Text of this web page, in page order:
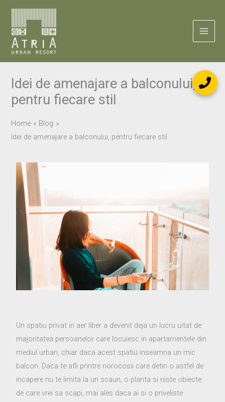
content
Idei de amenajare a balconului,
pentru fiecare stil
Home
Blog
Idei de amenajare a balconului, pentru fiecare stil
Un spatiu privat in aer liber a devenit deja un lucru uitat de
majoritatea persoanelor care locuiesc in apartamentele din
mediul urban, chiar daca acest spatiu inseamna un mic
balcon. Daca te afli printre norocosii care detin o astfel de
incapere nu te limita la un scaun, o planta si niste obiecte
de care vrei sa scapi, mai ales daca ai si o priveliste